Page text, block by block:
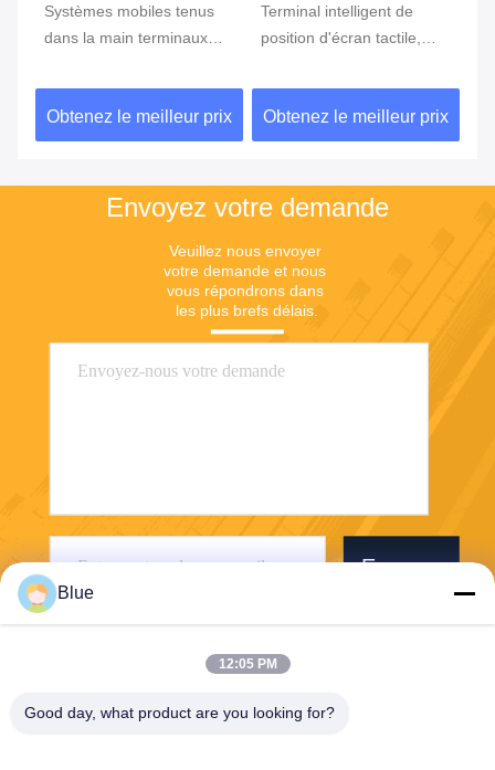
Systèmes mobiles tenus
dans la main terminaux
position du BORD GPRS
5800mAh de position de
NFC de FBI
Obtenez le meilleur prix
Terminal intelligent de
position d'écran tactile,
lecteur d'empreintes
digitales
Obtenez le meilleur prix
Envoyez votre demande
Veuillez nous envoyer
votre demande et nous
vous répondrons dans
les plus brefs délais.
Envoyer
Blue
12:05 PM
Good day, what product are you looking for?